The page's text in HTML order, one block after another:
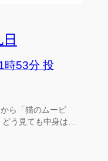
時53分 投
ら「猫のムービ
う見ても中身は…